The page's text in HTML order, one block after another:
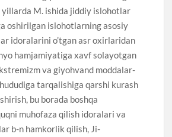
M. ishida jiddiy islohotlar
oshirilgan islohotlarning asosiy
idoralarini o’tgan asr oxirlaridan
hamjamiyatiga xavf solayotgan
va giyohvand moddalar-
tarqalishiga qarshi kurash
bu borada boshqa
muhofaza qilish idoralari va
b-n hamkorlik qilish, Ji-